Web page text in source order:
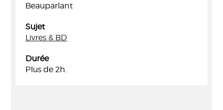
Beauparlant
Sujet
Livres & BD
Durée
Plus de 2h.